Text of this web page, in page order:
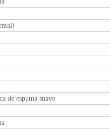
de espuma suave